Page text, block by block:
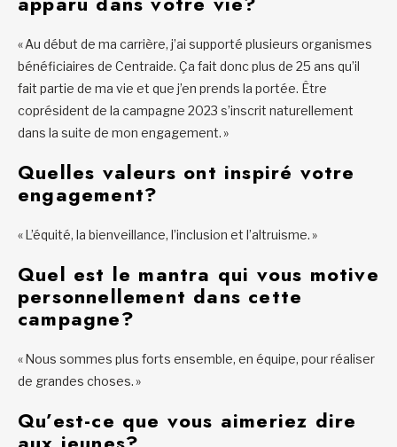
« Au début de ma carrière, j’ai supporté plusieurs organismes
bénéficiaires de Centraide. Ça fait donc plus de 25 ans qu’il
fait partie de ma vie et que j’en prends la portée. Être
coprésident de la campagne 2023 s’inscrit naturellement
dans la suite de mon engagement. »
Quelles valeurs ont inspiré votre
engagement?
« L’équité, la bienveillance, l’inclusion et l’altruisme. »
Quel est le mantra qui vous motive
personnellement dans cette
campagne?
« Nous sommes plus forts ensemble, en équipe, pour réaliser
de grandes choses. »
Qu’est-ce que vous aimeriez dire